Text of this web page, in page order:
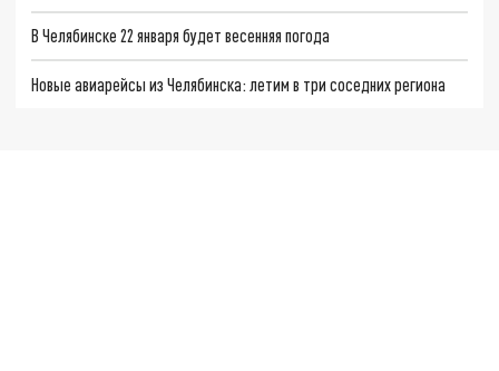
В Челябинске 22 января будет весенняя погода
Новые авиарейсы из Челябинска: летим в три соседних региона